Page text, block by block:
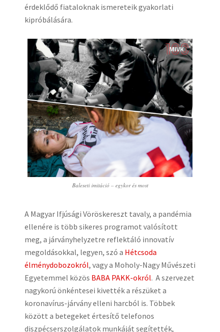
érdeklődő fiataloknak ismereteik gyakorlati
kipróbálására.
Baleseti imitáció – egykor és most
A Magyar Ifjúsági Vöröskereszt tavaly, a pandémia
ellenére is több sikeres programot valósított
meg, a járványhelyzetre reflektáló innovatív
megoldásokkal, legyen, szó a Hétcsoda
élménydobozokról, vagy a Moholy-Nagy Művészeti
Egyetemmel közös BABA PAKK-okról. A szervezet
nagykorú önkéntesei kivették a részüket a
koronavírus-járvány elleni harcból is. Többek
között a betegeket értesítő telefonos
diszpécserszolgálatok munkáját segítették,